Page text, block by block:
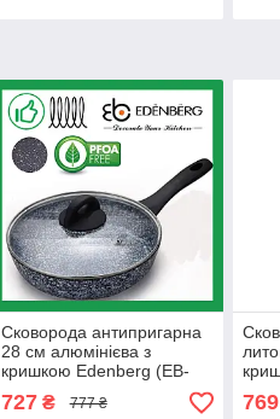
Сковорода антипригарна
28 см алюмінієва з
кришкою Edenberg (EB-
3440)
727₴ 777 ₴
28
769